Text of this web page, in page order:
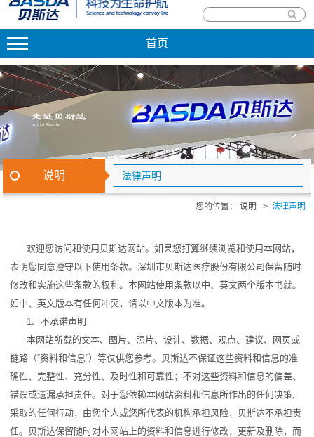
首页
说明 法律声明
您的位置： 说明 > 法律声明
欢迎您访问和使用贝斯达网站。如果您打算继续浏览和使用本网站，
表明您同意遵守以下使用条款。深圳市贝斯达医疗股份有限公司保留随时
修改和实施这些条款的权利。本网站使用条款以中、英文两个版本书就。
如中、英文版本有任何冲突，请以中文版本为准。
1、不承诺声明
本网站所载的文本、图片、照片、设计、数据、观点、建议、网页或
链路（“资料和信息”）等仅供您参考。贝斯达不保证这些资料和信息的准
确性、完整性、充分性、及时性和可靠性；不对这些资料和信息的偏差、
错误或遗漏承担责任。对于您依赖本网站资料和信息所作出的任何决策,
采取的任何行动，由您个人或您所代表的机构承担风险，贝斯达不承担责
任。贝斯达保留随时对本网站上的资料和信息进行修改，更新及删除，而